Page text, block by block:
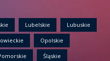
Lubelskie Lubuskie
Opolskie
Śląskie